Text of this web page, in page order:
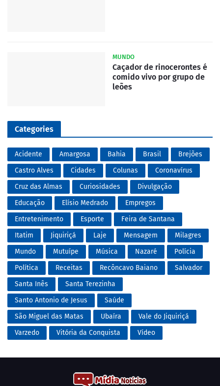
MUNDO
Caçador de rinocerontes é
comido vivo por grupo de
leões
Categories
Acidente Amargosa Bahia Brasil
Brejões
Castro Alves
Cidades Colunas
Coronavírus
Cruz das Almas
Curiosidades
Divulgação
Educação
Elísio Medrado
Empregos
Entretenimento
Esporte
Feira de Santana
Itatim
Jiquiriçá Laje Mensagem
Milagres
Mundo
Mutuípe Música Nazaré
Polícia
Política
Receitas Recôncavo Baiano
Salvador
Santa Inês
Santa Terezinha
Santo Antonio de Jesus
Saúde
São Miguel das Matas
Ubaíra
Vale do Jiquiriçá
Varzedo
Vitória da Conquista Vídeo